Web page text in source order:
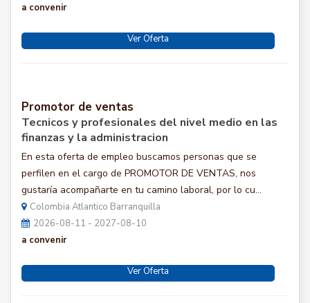
a convenir
Ver Oferta
Promotor de ventas
Tecnicos y profesionales del nivel medio en las
finanzas y la administracion
En esta oferta de empleo buscamos personas que se
perfilen en el cargo de PROMOTOR DE VENTAS, nos
gustaría acompañarte en tu camino laboral, por lo cu...
Colombia Atlantico Barranquilla
2026-08-11 - 2027-08-10
a convenir
Ver Oferta